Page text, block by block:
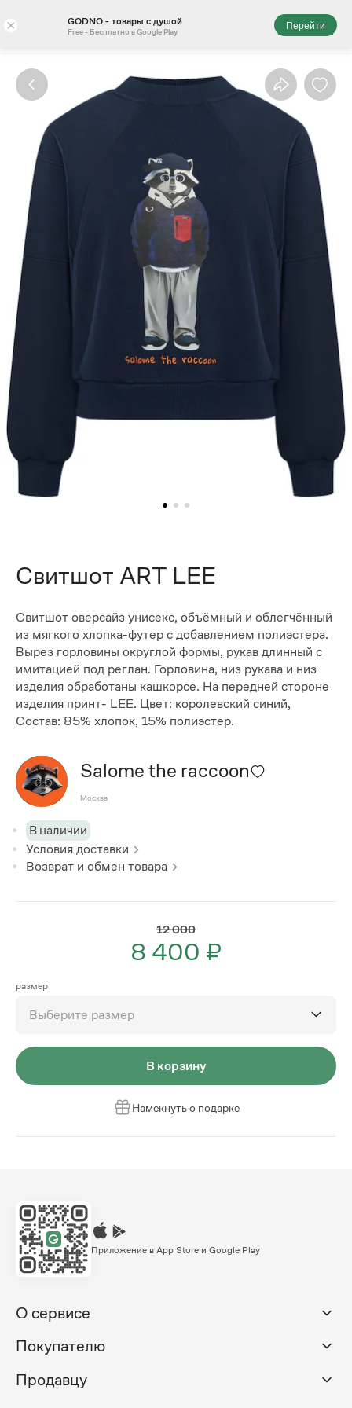
× GODNO - товары с душой
Free - Бесплатно в Google Play
Перейти
Свитшот ART LEE
Свитшот оверсайз унисекс, объёмный и облегчённый
из мягкого хлопка-футер с добавлением полиэстера.
Вырез горловины округлой формы, рукав длинный с
имитацией под реглан. Горловина, низ рукава и низ
изделия обработаны кашкорсе. На передней стороне
изделия принт- LEE. Цвет: королевский синий,
Состав: 85% хлопок, 15% полиэстер.
Salome the raccoon
Москва
В наличии
Условия доставки
Возврат и обмен товара
12 000
8 400 ₽
размер
Выберите размер
В корзину
Намекнуть о подарке
Приложение в App Store и Google Play
О сервисе
Покупателю
Продавцу